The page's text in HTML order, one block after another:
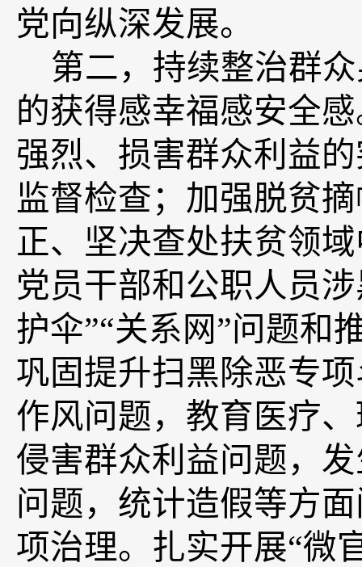
党向纵深发展。
第二， 持续整治群
的获得感幸福感安全
强烈、损害群众利益
监督检查；加强脱贫
正、坚决查处扶贫领
党员干部和公职人员
护伞”“关系网”问题和
巩固提升扫黑除恶专
作风问题，教育医疗
侵害群众利益问题，
问题，统计造假等方
项治理。扎实开展“微